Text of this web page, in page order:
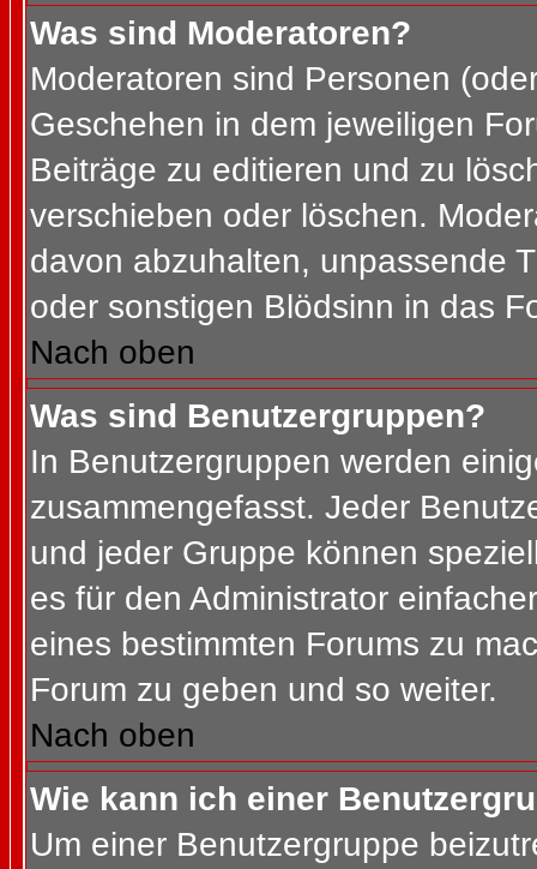
Was sind Moderatoren?
Moderatoren sind Personen
Geschehen in dem jeweiligen
Beiträge zu editieren und zu
verschieben oder löschen.
davon abzuhalten, unpassende
oder sonstigen Blödsinn in das
Nach oben
Was sind Benutzergruppen?
In Benutzergruppen werden
zusammengefasst. Jeder
und jeder Gruppe können
es für den Administrator
eines bestimmten Forums zu
Forum zu geben und so weiter.
Nach oben
Wie kann ich einer
Um einer Benutzergruppe